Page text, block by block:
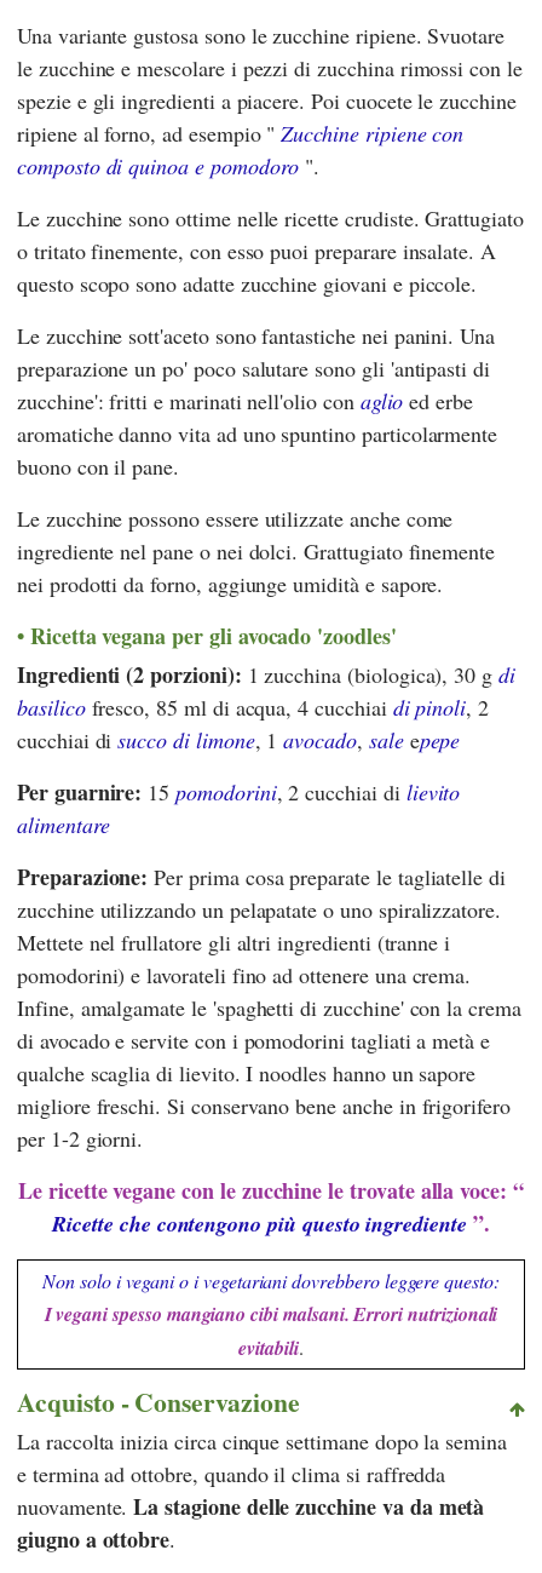
Una variante gustosa sono le zucchine ripiene. Svuotare
le zucchine e mescolare i pezzi di zucchina rimossi con le
spezie e gli ingredienti a piacere. Poi cuocete le zucchine
ripiene al forno, ad esempio "Zucchine ripiene con
composto di quinoa e pomodoro ".
Le zucchine sono ottime nelle ricette crudiste. Grattugiato
o tritato finemente, con esso puoi preparare insalate. A
questo scopo sono adatte zucchine giovani e piccole.
Le zucchine sott'aceto sono fantastiche nei panini. Una
preparazione un po' poco salutare sono gli 'antipasti di
zucchine': fritti e marinati nell'olio con aglio ed erbe
aromatiche danno vita ad uno spuntino particolarmente
buono con il pane.
Le zucchine possono essere utilizzate anche come
ingrediente nel pane o nei dolci. Grattugiato finemente
nei prodotti da forno, aggiunge umidità e sapore.
Ricetta vegana per gli avocado 'zoodles'
Ingredienti (2 porzioni): 1 zucchina (biologica), 30 gdi
basilicofresco, 85 ml di acqua, 4 cucchiai di pinoli, 2
cucchiai disucco di limone, 1avocado, saleepepe
Per guarnire: 15pomodorini, 2 cucchiai di lievito
alimentare
Preparazione: Per prima cosa preparate le tagliatelle di
zucchine utilizzando un pelapatate o uno spiralizzatore.
Mettete nel frullatore gli altri ingredienti (tranne i
pomodorini) e lavorateli fino ad ottenere una crema.
Infine, amalgamate le 'spaghetti di zucchine' con la crema
di avocado e servite con i pomodorini tagliati a metà e
qualche scaglia di lievito. I noodles hanno un sapore
migliore freschi. Si conservano bene anche in frigorifero
per 1-2 giorni.
Le ricette vegane con le zucchine le trovate alla voce: “
Ricette che contengono più questo ingrediente ”.
Non solo i vegani o i vegetariani dovrebbero leggere questo:
I vegani spesso mangiano cibi malsani. Errori nutrizionali
evitabili.
Acquisto - Conservazione
La raccolta inizia circa cinque settimane dopo la semina
e termina ad ottobre, quando il clima si raffredda
nuovamente.La stagione delle zucchine va da metà
giugno a ottobre.